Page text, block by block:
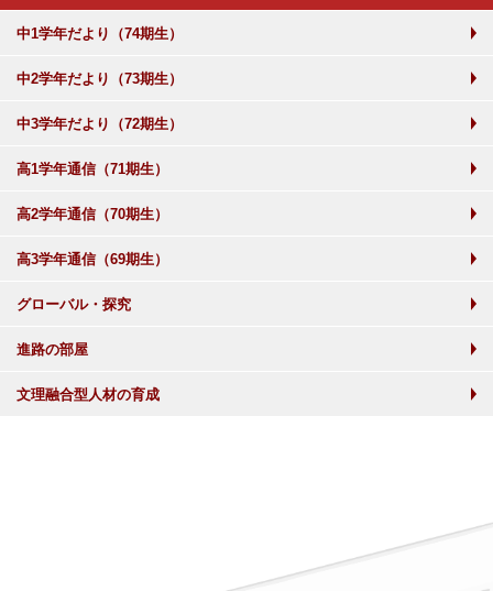
中1学年だより（74期生）
中2学年だより（73期生）
中3学年だより（72期生）
高1学年通信（71期生）
高2学年通信（70期生）
高3学年通信（69期生）
グローバル・探究
進路の部屋
文理融合型人材の育成